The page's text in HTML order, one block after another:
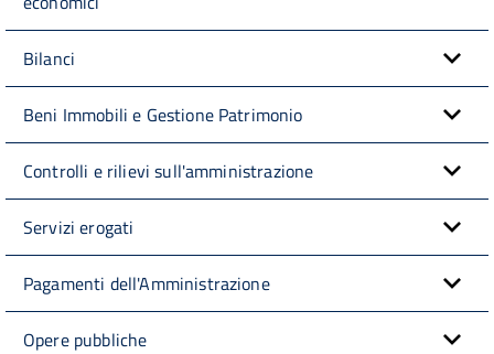
Bilanci
Beni Immobili e Gestione Patrimonio
Controlli e rilievi sull'amministrazione
Servizi erogati
Pagamenti dell'Amministrazione
Opere pubbliche